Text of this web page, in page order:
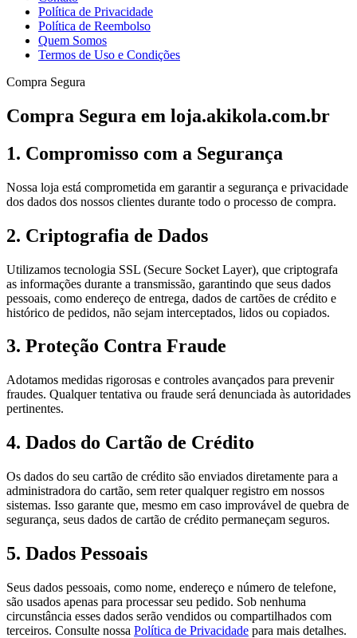
Política de Privacidade
Política de Reembolso
Quem Somos
Termos de Uso e Condições
Compra Segura
Compra Segura em loja.akikola.com.br
1. Compromisso com a Segurança
Nossa loja está comprometida em garantir a segurança e privacidade
dos dados dos nossos clientes durante todo o processo de compra.
2. Criptografia de Dados
Utilizamos tecnologia SSL (Secure Socket Layer), que criptografa
as informações durante a transmissão, garantindo que seus dados
pessoais, como endereço de entrega, dados de cartões de crédito e
histórico de pedidos, não sejam interceptados, lidos ou copiados.
3. Proteção Contra Fraude
Adotamos medidas rigorosas e controles avançados para prevenir
fraudes. Qualquer tentativa ou fraude será denunciada às autoridades
pertinentes.
4. Dados do Cartão de Crédito
Os dados do seu cartão de crédito são enviados diretamente para a
administradora do cartão, sem reter qualquer registro em nossos
sistemas. Isso garante que, mesmo em caso improvável de quebra de
segurança, seus dados de cartão de crédito permaneçam seguros.
5. Dados Pessoais
Seus dados pessoais, como nome, endereço e número de telefone,
são usados apenas para processar seu pedido. Sob nenhuma
circunstância esses dados serão vendidos ou compartilhados com
terceiros. Consulte nossa Política de Privacidade para mais detalhes.